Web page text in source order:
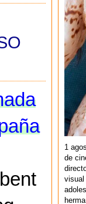
1
de
visual